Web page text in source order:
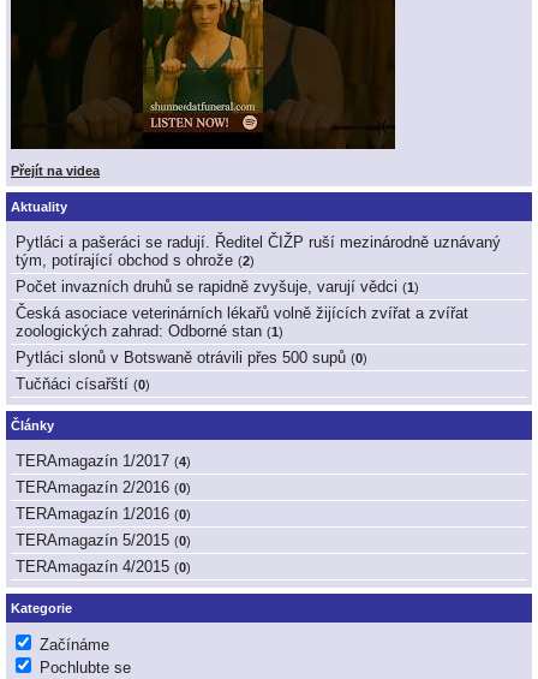
Přejít na videa
Aktuality
Pytláci a pašeráci se radují. Ředitel ČIŽP ruší mezinárodně uznávaný
tým, potírající obchod s ohrože (2)
Počet invazních druhů se rapidně zvyšuje, varují vědci (1)
Česká asociace veterinárních lékařů volně žijících zvířat a zvířat
zoologických zahrad: Odborné stan (1)
Pytláci slonů v Botswaně otrávili přes 500 supů (0)
Tučňáci císařští (0)
Články
TERAmagazín 1/2017 (4)
TERAmagazín 2/2016 (0)
TERAmagazín 1/2016 (0)
TERAmagazín 5/2015 (0)
TERAmagazín 4/2015 (0)
Kategorie
Začínáme
Pochlubte se